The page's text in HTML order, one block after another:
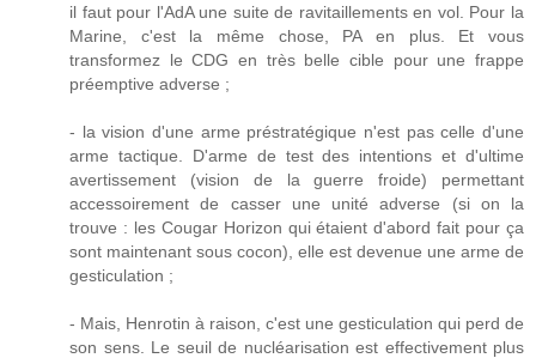
il faut pour l'AdA une suite de ravitaillements en vol. Pour la
Marine, c'est la même chose, PA en plus. Et vous
transformez le CDG en très belle cible pour une frappe
préemptive adverse ;
- la vision d'une arme préstratégique n'est pas celle d'une
arme tactique. D'arme de test des intentions et d'ultime
avertissement (vision de la guerre froide) permettant
accessoirement de casser une unité adverse (si on la
trouve : les Cougar Horizon qui étaient d'abord fait pour ça
sont maintenant sous cocon), elle est devenue une arme de
gesticulation ;
- Mais, Henrotin à raison, c'est une gesticulation qui perd de
son sens. Le seuil de nucléarisation est effectivement plus